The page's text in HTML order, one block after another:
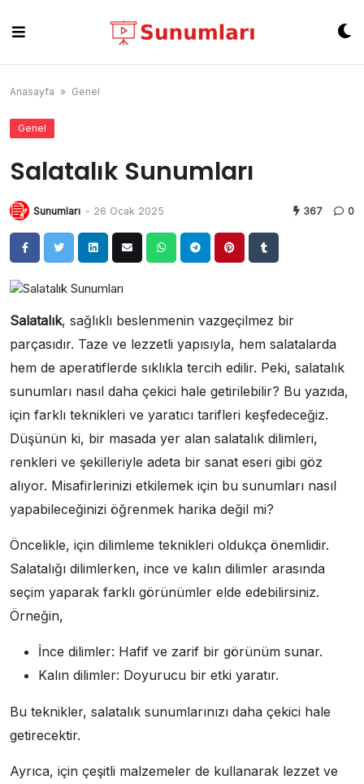
content
Anasayfa » Genel
Genel
Salatalık Sunumları
Sunumları - 26 Ocak 2025 367 0
Salatalık, sağlıklı beslenmenin vazgeçilmez bir
parçasıdır. Taze ve lezzetli yapısıyla, hem salatalarda
hem de aperatiflerde sıklıkla tercih edilir. Peki, salatalık
sunumları nasıl daha çekici hale getirilebilir? Bu yazıda,
için farklı teknikleri ve yaratıcı tarifleri keşfedeceğiz.
Düşünün ki, bir masada yer alan salatalık dilimleri,
renkleri ve şekilleriyle adeta bir sanat eseri gibi göz
alıyor. Misafirlerinizi etkilemek için bu sunumları nasıl
yapabileceğinizi öğrenmek harika değil mi?
Öncelikle, için dilimleme teknikleri oldukça önemlidir.
Salatalığı dilimlerken, ince ve kalın dilimler arasında
seçim yaparak farklı görünümler elde edebilirsiniz.
Örneğin,
İnce dilimler: Hafif ve zarif bir görünüm sunar.
Kalın dilimler: Doyurucu bir etki yaratır.
Bu teknikler, salatalık sunumlarınızı daha çekici hale
getirecektir.
Ayrıca, için çeşitli malzemeler de kullanarak lezzet ve